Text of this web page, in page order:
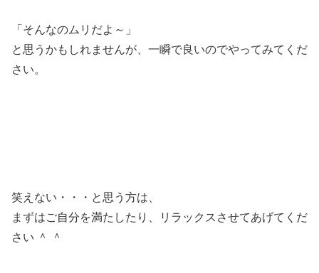
「そんなのムリだよ～」
と思うかもしれませんが、一瞬で良いのでやってみてくだ
さい。
笑えない・・・と思う方は、
まずはご自分を満たしたり、リラックスさせてあげてくだ
さい ＾ ＾